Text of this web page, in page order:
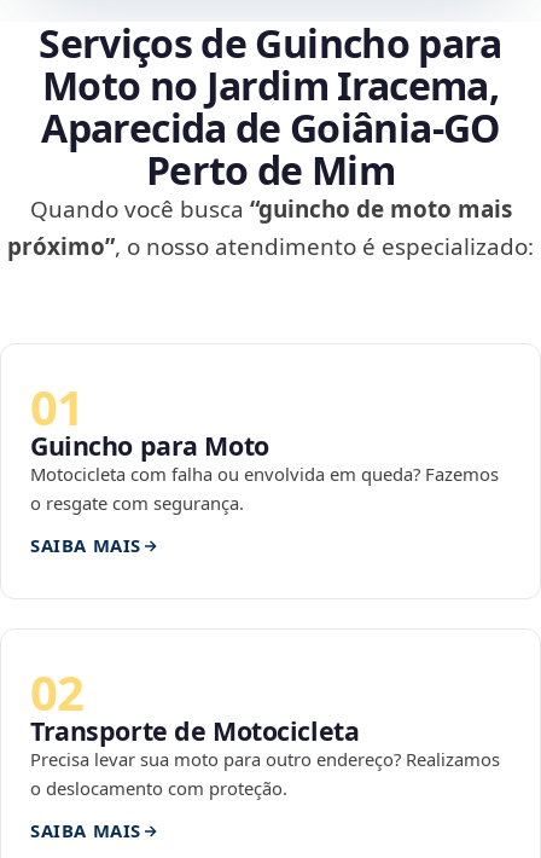
Serviços de Guincho para
Moto no Jardim Iracema,
Aparecida de Goiânia‑GO
Perto de Mim
Quando você busca “guincho de moto mais
próximo”, o nosso atendimento é especializado:
01
Guincho para Moto
Motocicleta com falha ou envolvida em queda? Fazemos
o resgate com segurança.
SAIBA MAIS
02
Transporte de Motocicleta
Precisa levar sua moto para outro endereço? Realizamos
o deslocamento com proteção.
SAIBA MAIS